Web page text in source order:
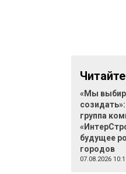
«Мы
группа
будущее
городов
07.08.2026